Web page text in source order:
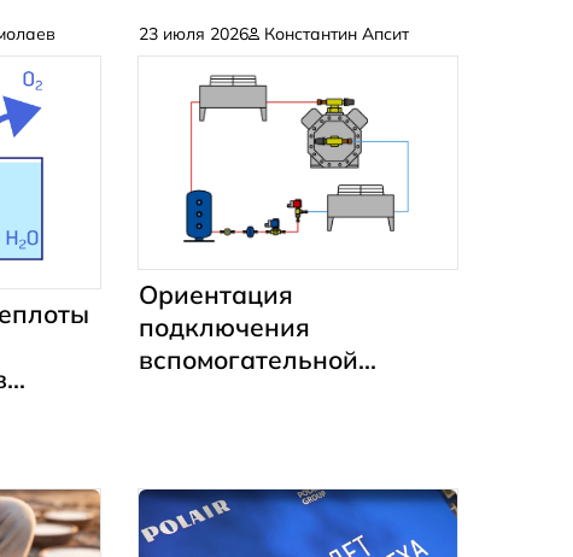
23 июля 2026 Константин Апсит
Ориентация
подключения
вспомогательной